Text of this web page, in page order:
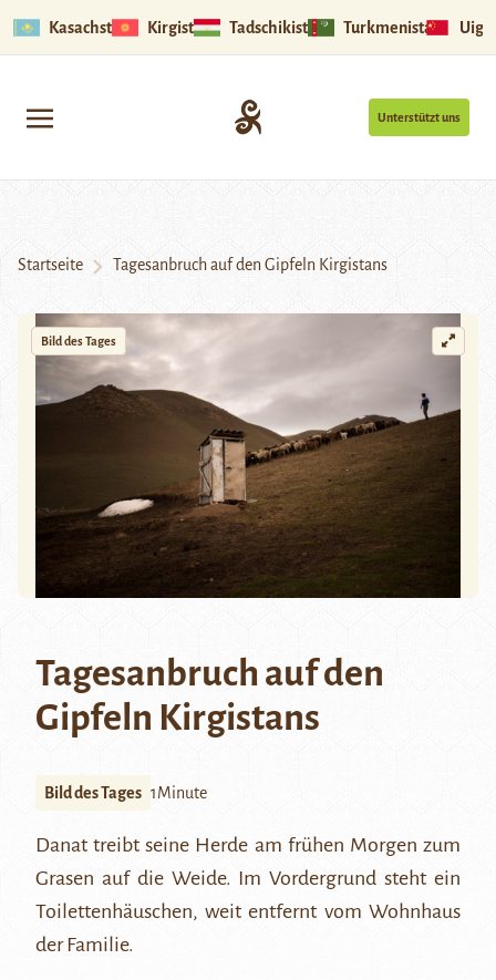
Kasachstan Kirgistan Tadschikistan Turkmenistan
Unterstützt uns
Startseite Tagesanbruch auf den Gipfeln Kirgistans
Bild des Tages
Tagesanbruch auf den
Gipfeln Kirgistans
Bild des Tages 1Minute
Danat treibt seine Herde am frühen Morgen zum
Grasen auf die Weide. Im Vordergrund steht ein
Toilettenhäuschen, weit entfernt vom Wohnhaus
der Familie.